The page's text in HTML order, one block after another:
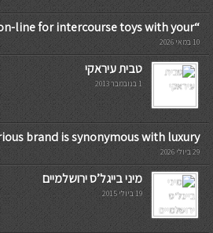
“Taking the time to buy on-line for intercourse toys with your
10 במאי 2026
טבית עיראקי
1 בנובמבר 2013
brand is synonymous with luxury
29 ביולי 2026
מיני בייגל’ס ירושלמיים
19 ביולי 2015